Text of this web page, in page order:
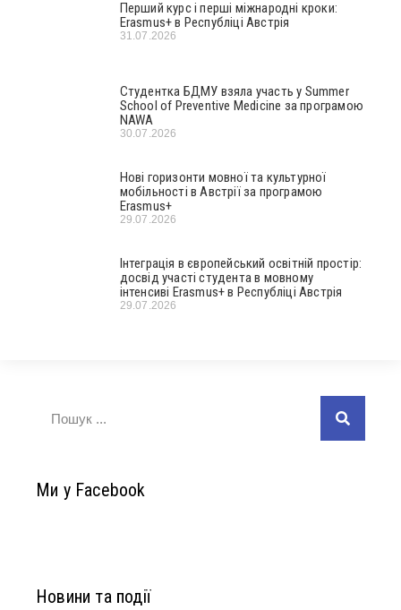
Перший курс і перші міжнародні кроки:
Erasmus+ в Республіці Австрія
31.07.2026
Студентка БДМУ взяла участь у Summer
School of Preventive Medicine за програмою
NAWA
30.07.2026
Нові горизонти мовної та культурної
мобільності в Австрії за програмою
Erasmus+
29.07.2026
Інтеграція в європейський освітній простір:
досвід участі студента в мовному
інтенсиві Erasmus+ в Республіці Австрія
29.07.2026
Ми у Facebook
Новини та події